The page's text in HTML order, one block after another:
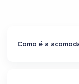
Como é a